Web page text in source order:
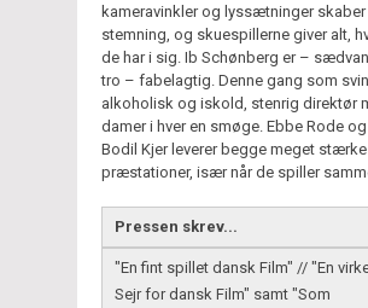
kameravinkler og lyssætninger skaber
stemning, og skuespillerne giver alt,
de har i sig. Ib Schønberg er –
tro – fabelagtig. Denne gang som
alkoholisk og iskold, stenrig direktør
damer i hver en smøge. Ebbe Rode og
Bodil Kjer leverer begge meget stærke
præstationer, især når de spiller
Pressen skrev...
"En fint spillet dansk Film" // "En
Sejr for dansk Film" samt "Som